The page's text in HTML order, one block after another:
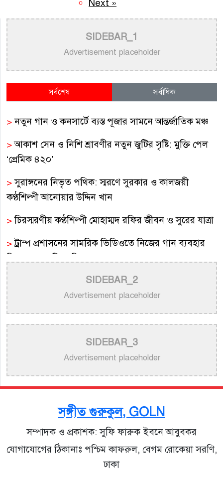
Next »
SIDEBAR_1
Advertisement placeholder
সর্বশেষ সর্বাধিক
>নতুন গান ও কনসার্টে ব্যস্ত পূজার সামনে আন্তর্জাতিক মঞ্চ
>আকাশ সেন ও নিশি শ্রাবণীর নতুন জুটির সৃষ্টি: মুক্তি পেল
‘প্রেমিক ৪২০’
>সুরাঙ্গনের নিভৃত পথিক: স্মরণে সুরকার ও কালজয়ী
কণ্ঠশিল্পী আনোয়ার উদ্দিন খান
>চিরস্মরণীয় কণ্ঠশিল্পী মোহাম্মদ রফির জীবন ও সুরের যাত্রা
>ট্রাম্প প্রশাসনের সামরিক ভিডিওতে নিজের গান ব্যবহার
>
নতুন করে ভাইরাল ‘আজ কেন মন উদাসী হয়ে’ গানের
পেছনের গল্প
>
বাংলাদেশ বেতারে সুরকার ও সংগীত পরিচালক হিসেবে
তালিকাভুক্ত হলেন ৯২ শিল্পী
>একই দিনে জন্ম, সুরের টানে বাঁধা পড়া বাংলা গানের অমর
লিসবনে জেমস ও জায়েদ খান: পর্তুগালে প্রবাসীদের বর্ণিল
SIDEBAR_2
Advertisement placeholder
SIDEBAR_3
Advertisement placeholder
সঙ্গীত গুরুকুল, GOLN
সম্পাদক ও প্রকাশক: সুফি ফারুক ইবনে আবুবকর
যোগাযোগের ঠিকানাঃ পশ্চিম কাফরুল, বেগম রোকেয়া সরণি,
ঢাকা